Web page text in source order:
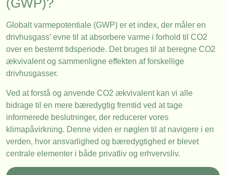
(GWP)?
Globalt varmepotentiale (GWP) er et index, der måler en
drivhusgass’ evne til at absorbere varme i forhold til CO2
over en bestemt tidsperiode. Det bruges til at beregne CO2
ækvivalent og sammenligne effekten af forskellige
drivhusgasser.
Ved at forstå og anvende CO2 ækvivalent kan vi alle
bidrage til en mere bæredygtig fremtid ved at tage
informerede beslutninger, der reducerer vores
klimapåvirkning. Denne viden er nøglen til at navigere i en
verden, hvor ansvarlighed og bæredygtighed er blevet
centrale elementer i både privatliv og erhvervsliv.